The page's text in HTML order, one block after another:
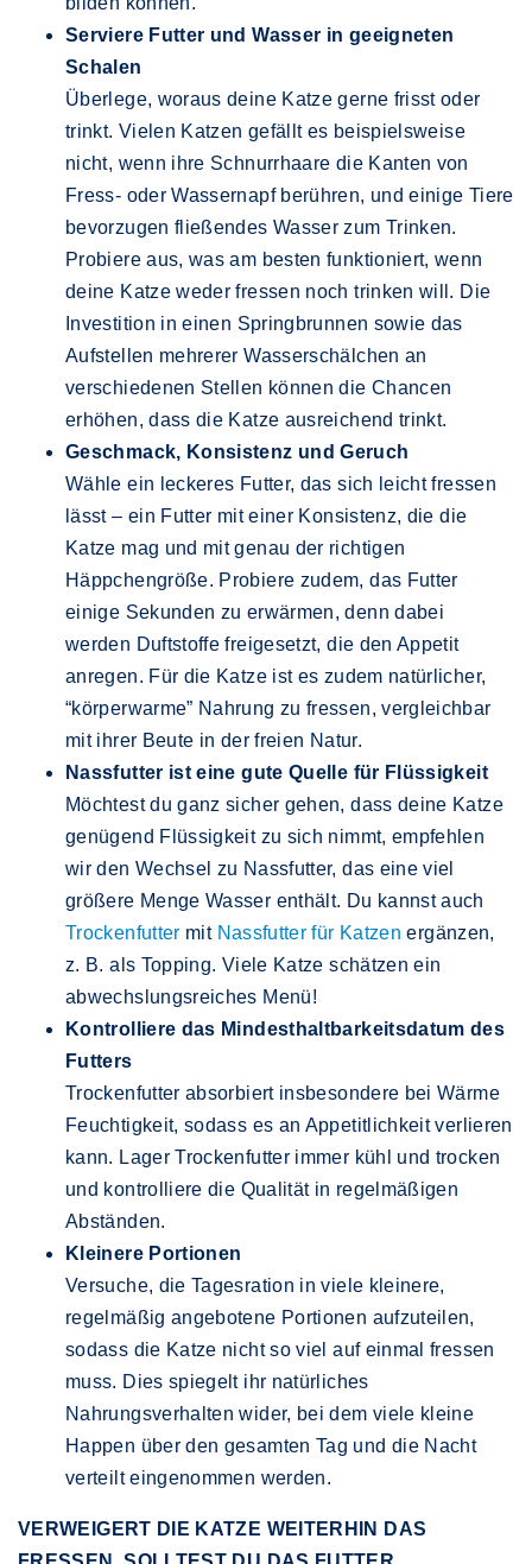
Serviere Futter und Wasser in geeigneten
Schalen
Überlege, woraus deine Katze gerne frisst oder
trinkt. Vielen Katzen gefällt es beispielsweise
nicht, wenn ihre Schnurrhaare die Kanten von
Fress- oder Wassernapf berühren, und einige Tiere
bevorzugen fließendes Wasser zum Trinken.
Probiere aus, was am besten funktioniert, wenn
deine Katze weder fressen noch trinken will. Die
Investition in einen Springbrunnen sowie das
Aufstellen mehrerer Wasserschälchen an
verschiedenen Stellen können die Chancen
erhöhen, dass die Katze ausreichend trinkt.
Geschmack, Konsistenz und Geruch
Wähle ein leckeres Futter, das sich leicht fressen
lässt – ein Futter mit einer Konsistenz, die die
Katze mag und mit genau der richtigen
Häppchengröße. Probiere zudem, das Futter
einige Sekunden zu erwärmen, denn dabei
werden Duftstoffe freigesetzt, die den Appetit
anregen. Für die Katze ist es zudem natürlicher,
“körperwarme” Nahrung zu fressen, vergleichbar
mit ihrer Beute in der freien Natur.
Nassfutter ist eine gute Quelle für Flüssigkeit
Möchtest du ganz sicher gehen, dass deine Katze
genügend Flüssigkeit zu sich nimmt, empfehlen
wir den Wechsel zu Nassfutter, das eine viel
größere Menge Wasser enthält. Du kannst auch
Trockenfutter mit Nassfutter für Katzen ergänzen,
z. B. als Topping. Viele Katze schätzen ein
abwechslungsreiches Menü!
Kontrolliere das Mindesthaltbarkeitsdatum des
Futters
Trockenfutter absorbiert insbesondere bei Wärme
Feuchtigkeit, sodass es an Appetitlichkeit verlieren
kann. Lager Trockenfutter immer kühl und trocken
und kontrolliere die Qualität in regelmäßigen
Abständen.
Kleinere Portionen
Versuche, die Tagesration in viele kleinere,
regelmäßig angebotene Portionen aufzuteilen,
sodass die Katze nicht so viel auf einmal fressen
muss. Dies spiegelt ihr natürliches
Nahrungsverhalten wider, bei dem viele kleine
Happen über den gesamten Tag und die Nacht
verteilt eingenommen werden.
VERWEIGERT DIE KATZE WEITERHIN DAS